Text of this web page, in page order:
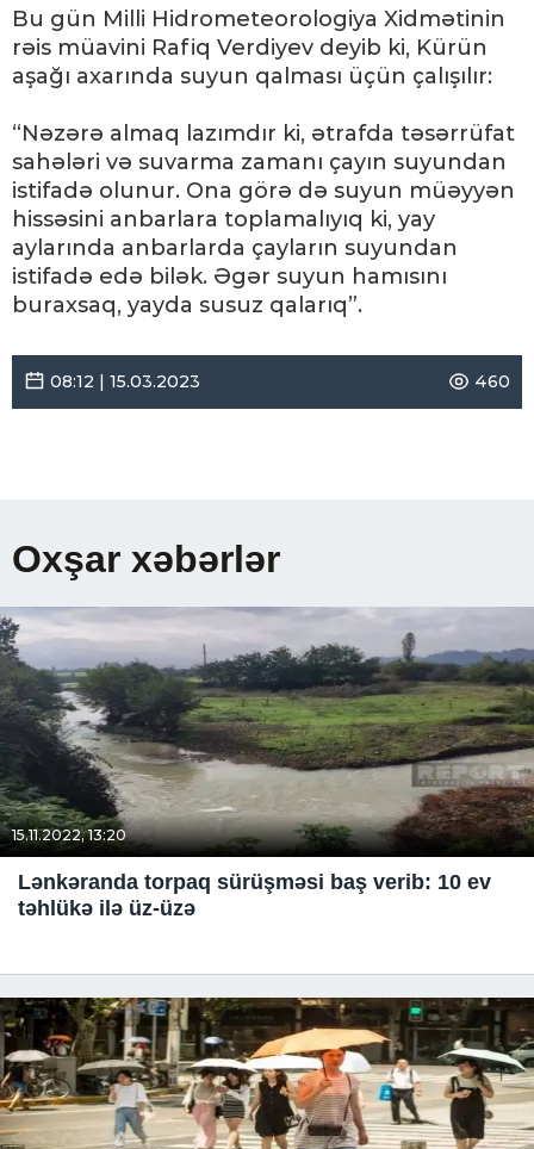
Bu gün Milli Hidrometeorologiya Xidmətinin
rəis müavini Rafiq Verdiyev deyib ki, Kürün
aşağı axarında suyun qalması üçün çalışılır:
“Nəzərə almaq lazımdır ki, ətrafda təsərrüfat
sahələri və suvarma zamanı çayın suyundan
istifadə olunur. Ona görə də suyun müəyyən
hissəsini anbarlara toplamalıyıq ki, yay
aylarında anbarlarda çayların suyundan
istifadə edə bilək. Əgər suyun hamısını
buraxsaq, yayda susuz qalarıq”.
08:12 | 15.03.2023 460
Oxşar xəbərlər
15.11.2022, 13:20
Lənkəranda torpaq sürüşməsi baş verib: 10 ev
təhlükə ilə üz-üzə